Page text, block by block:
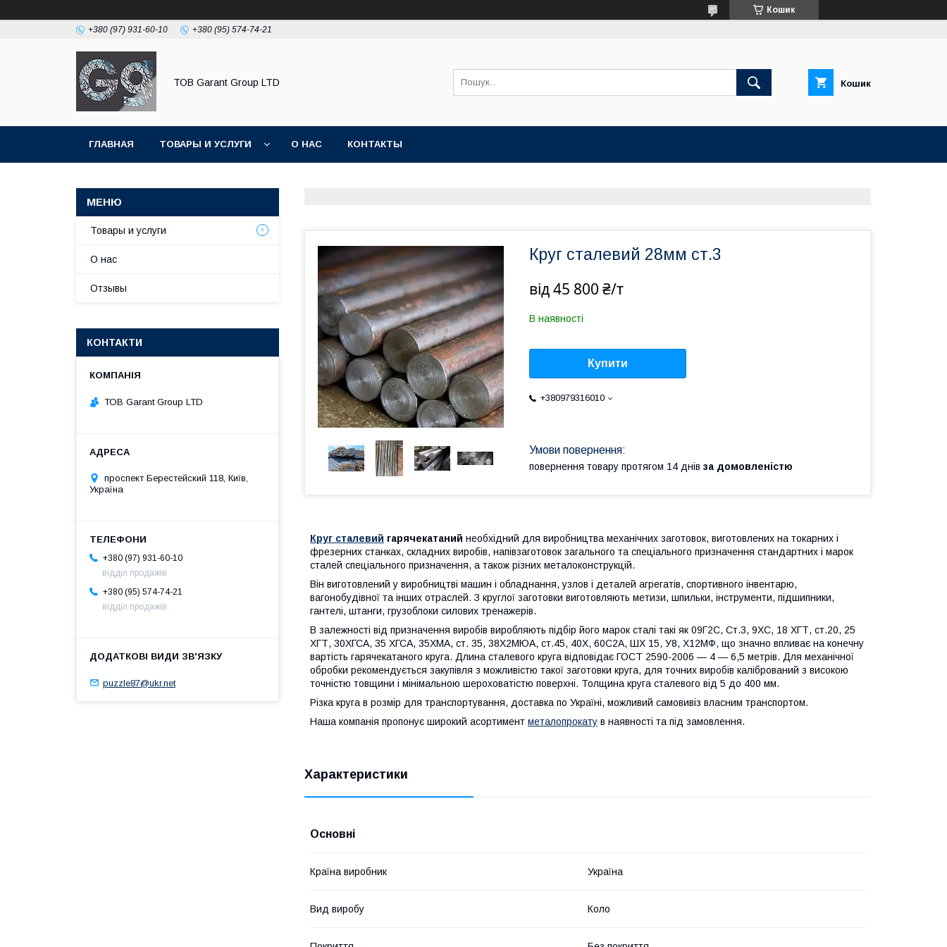
Кошик
+380 (97) 931-60-10 +380 (95) 574-74-21
ТОВ Garant Group LTD Кошик
ГЛАВНАЯ ТОВАРЫ И УСЛУГИ О НАС КОНТАКТЫ
Круг сталевий 28мм ст.3
від45 800 ₴/т
В наявності
Купити
+380979316010
повернення товару протягом 14 днів за домовленістю
Круг сталевий гарячекатаний необхідний для виробництва механічних заготовок, виготовлених на токарних і
фрезерних станках, складних виробів, напівзаготовок загального та спеціального призначення стандартних і марок
сталей спеціального призначення, а також різних металоконструкцій.
Він виготовлений у виробництві машин і обладнання, узлов і деталей агрегатів, спортивного інвентарю,
вагонобудівної та інших отраслей. З круглої заготовки виготовляють метизи, шпильки, інструменти, підшипники,
гантелі, штанги, грузоблоки силових тренажерів.
В залежності від призначення виробів виробляють підбір його марок сталі такі як 09Г2С, Ст.3, 9ХС, 18 ХГТ, ст.20, 25
ХГТ, 30ХГСА, 35 ХГСА, 35ХМА, ст. 35, 38Х2МЮА, ст.45, 40Х, 60С2А, ШХ 15, У8, Х12МФ, що значно впливає на конечну
вартість гарячекатаного круга. Длина сталевого круга відповідає ГОСТ 2590-2006 — 4 — 6,5 метрів. Для механічної
обробки рекомендується закупівля з можливістю такої заготовки круга, для точних виробів калібрований з високою
точністю товщини і мінімальною шероховатістю поверхні. Толщина круга сталевого від 5 до 400 мм.
Різка круга в розмір для транспортування, доставка по Україні, можливий самовивіз власним транспортом.
Наша компанія пропонує широкий асортимент металопрокату в наявності та під замовлення.
Характеристики
Основні
Країна виробник Україна
Вид виробу Коло
Товары и услуги
О нас
Отзывы
КОНТАКТИ
ТОВ Garant Group LTD
проспект Берестейский 118, Київ,
Україна
+380 (97) 931-60-10
відділ продажів
+380 (95) 574-74-21
відділ продажів
puzzle87@ukr.net